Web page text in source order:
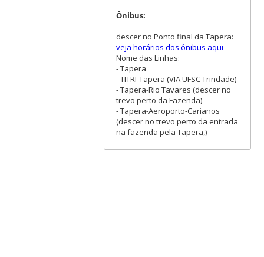
Ônibus:
descer no Ponto final da Tapera:
veja horários dos ônibus aqui -
Nome das Linhas:
- Tapera
- TITRI-Tapera (VIA UFSC Trindade)
- Tapera-Rio Tavares (descer no
trevo perto da Fazenda)
- Tapera-Aeroporto-Carianos
(descer no trevo perto da entrada
na fazenda pela Tapera,)